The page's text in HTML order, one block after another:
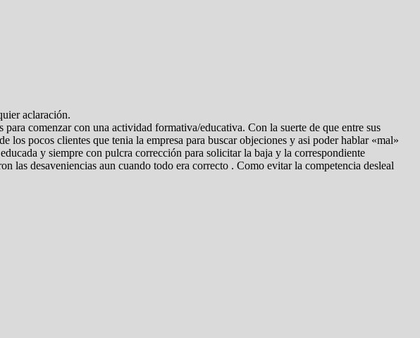
aclaración.
comenzar con una actividad formativa/educativa. Con la suerte de que entre sus
pocos clientes que tenia la empresa para buscar objeciones y asi poder hablar «mal»
y siempre con pulcra corrección para solicitar la baja y la correspondiente
las desaveniencias aun cuando todo era correcto . Como evitar la competencia desleal